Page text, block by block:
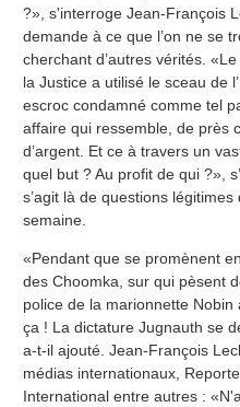
?», s'interroge Jean-François
demande à ce que l’on ne se
cherchant d’autres vérités.
la Justice a utilisé le sceau de
escroc condamné comme tel
affaire qui ressemble, de près
d’argent. Et ce à travers un
quel but ? Au profit de qui ?»,
s’agit là de questions
semaine.
«Pendant que se promènent
des Choomka, sur qui pèsent
police de la marionnette
ça ! La dictature Jugnauth se
a-t-il ajouté. Jean-François
médias internationaux,
International entre autres :